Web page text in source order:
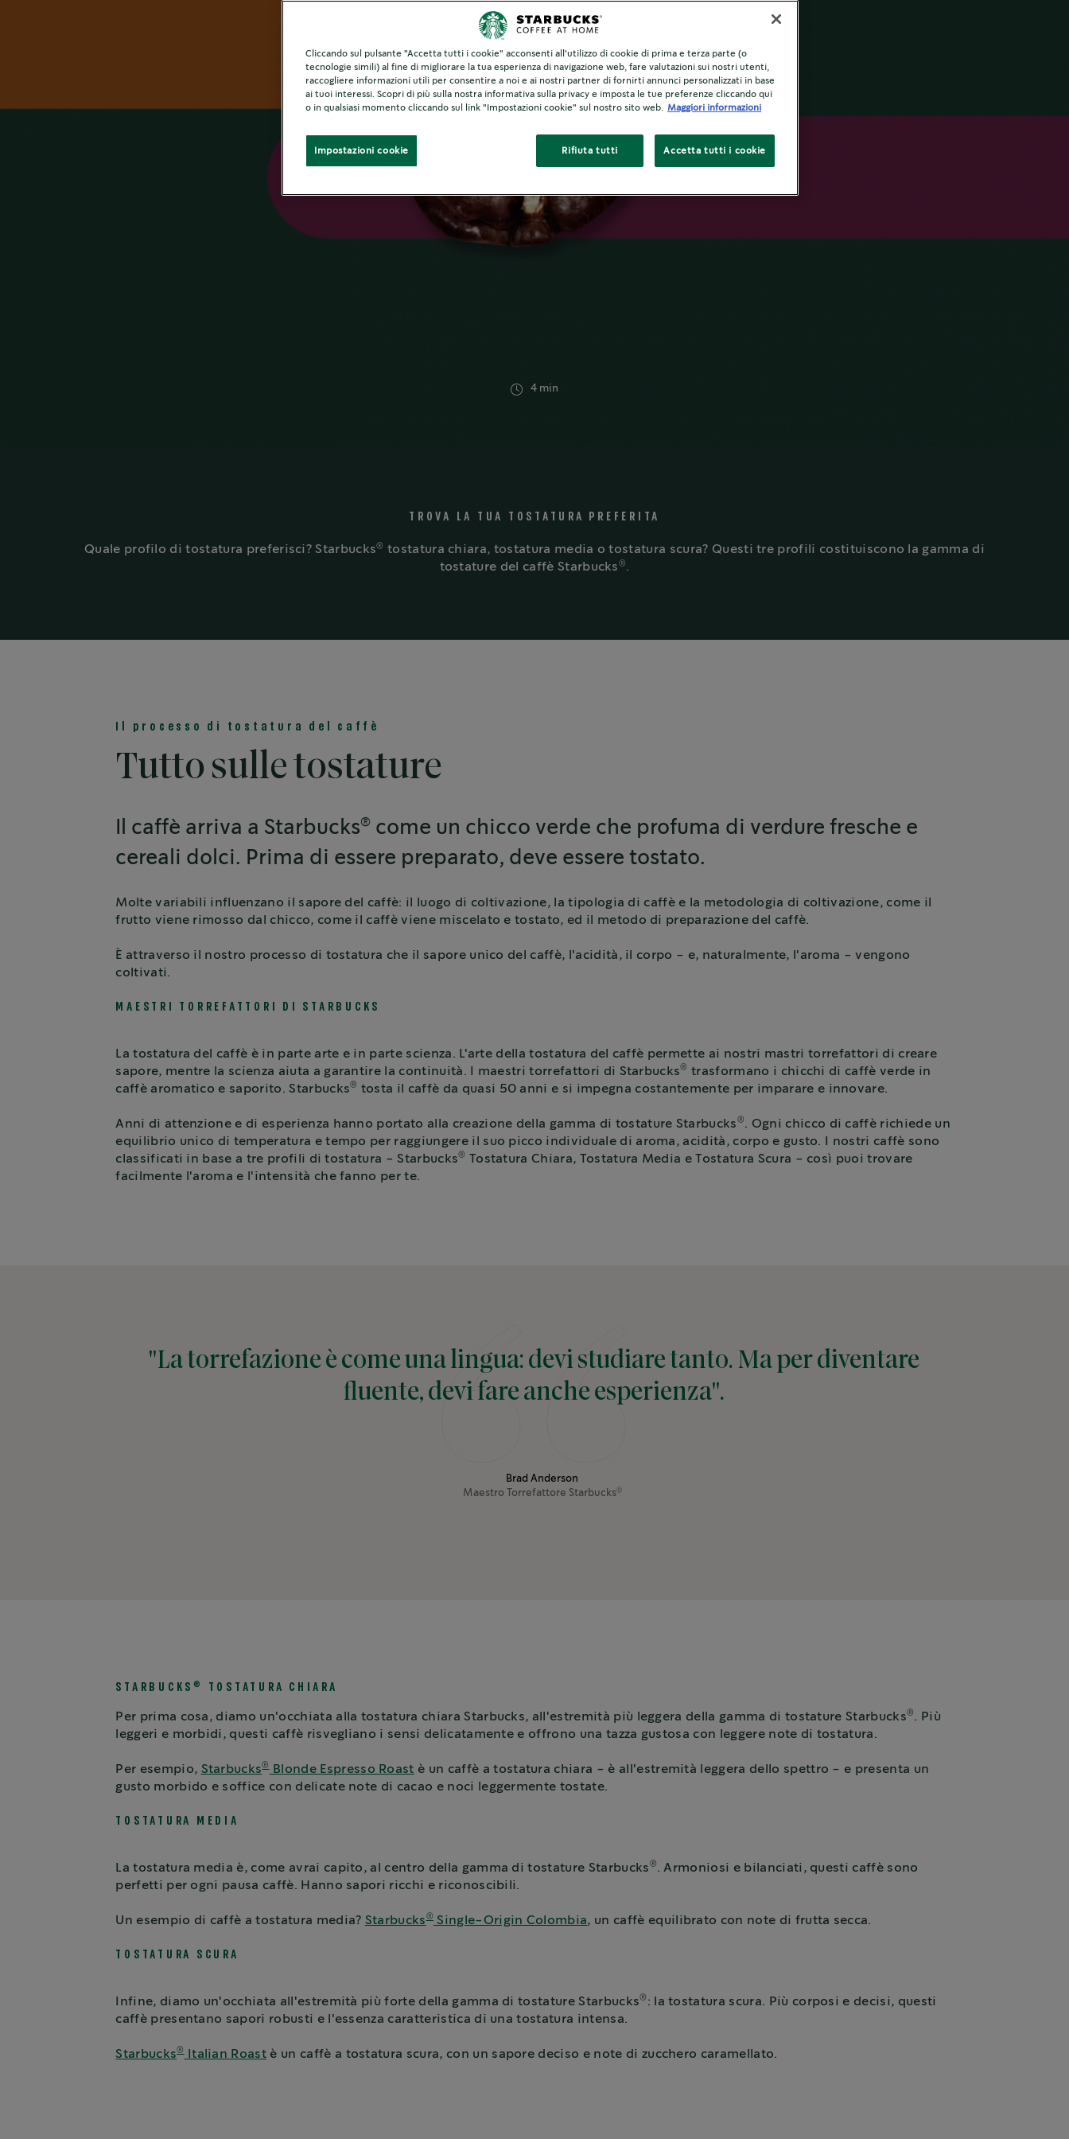
TOSTATURA DEL CAFFÈ
La gamma di tostature
4 min
TROVA LA TUA TOSTATURA PREFERITA
Quale profilo di tostatura preferisci? Starbucks® tostatura chiara, tostatura media o tostatura scura? Questi tre profili costituiscono la gamma di
tostature del caffè Starbucks ® .
Il processo di tostatura del caffè
Tutto sulle tostature
Il caffè arriva a Starbucks® come un chicco verde che profuma di verdure fresche e
cereali dolci. Prima di essere preparato, deve essere tostato.
Molte variabili influenzano il sapore del caffè: il luogo di coltivazione, la tipologia di caffè e la metodologia di coltivazione, come il
frutto viene rimosso dal chicco, come il caffè viene miscelato e tostato, ed il metodo di preparazione del caffè.
È attraverso il nostro processo di tostatura che il sapore unico del caffè, l'acidità, il corpo - e, naturalmente, l'aroma - vengono
coltivati.
MAESTRI TORREFATTORI DI STARBUCKS
La tostatura del caffè è in parte arte e in parte scienza. L'arte della tostatura del caffè permette ai nostri mastri torrefattori di creare
sapore, mentre la scienza aiuta a garantire la continuità. I maestri torrefattori di Starbucks® trasformano i chicchi di caffè verde in
caffè aromatico e saporito. Starbucks® tosta il caffè da quasi 50 anni e si impegna costantemente per imparare e innovare.
Anni di attenzione e di esperienza hanno portato alla creazione della gamma di tostature Starbucks ® . Ogni chicco di caffè richiede un
equilibrio unico di temperatura e tempo per raggiungere il suo picco individuale di aroma, acidità, corpo e gusto. I nostri caffè sono
classificati in base a tre profili di tostatura - Starbucks® Tostatura Chiara, Tostatura Media e Tostatura Scura - così puoi trovare
facilmente l'aroma e l'intensità che fanno per te.
"La torrefazione è come una lingua: devi studiare tanto. Ma per diventare
fluente, devi fare anche esperienza".
Brad Anderson
Maestro Torrefattore Starbucks®
STARBUCKS ® TOSTATURA CHIARA
Per prima cosa, diamo un'occhiata alla tostatura chiara Starbucks, all'estremità più leggera della gamma di tostature Starbucks® . Più
leggeri e morbidi, questi caffè risvegliano i sensi delicatamente e offrono una tazza gustosa con leggere note di tostatura.
Per esempio, Starbucks®Blonde Espresso Roast è un caffè a tostatura chiara - è all'estremità leggera dello spettro - e presenta un
gusto morbido e soffice con delicate note di cacao e noci leggermente tostate.
TOSTATURA MEDIA
La tostatura media è, come avrai capito, al centro della gamma di tostature Starbucks ® . Armoniosi e bilanciati, questi caffè sono
perfetti per ogni pausa caffè. Hanno sapori ricchi e riconoscibili.
Un esempio di caffè a tostatura media? Starbucks® Single-Origin Colombia, un caffè equilibrato con note di frutta secca.
TOSTATURA SCURA
Infine, diamo un'occhiata all'estremità più forte della gamma di tostature Starbucks® : la tostatura scura. Più corposi e decisi, questi
caffè presentano sapori robusti e l'essenza caratteristica di una tostatura intensa.
Starbucks®Italian Roast è un caffè a tostatura scura, con un sapore deciso e note di zucchero caramellato.
Cliccando sul pulsante "Accetta tutti i cookie" acconsenti all'utilizzo di cookie di prima e terza parte (o
tecnologie simili) al fine di migliorare la tua esperienza di navigazione web, fare valutazioni sui nostri utenti,
raccogliere informazioni utili per consentire a noi e ai nostri partner di fornirti annunci personalizzati in base
ai tuoi interessi. Scopri di più sulla nostra informativa sulla privacy e imposta le tue preferenze cliccando qui
o in qualsiasi momento cliccando sul link "Impostazioni cookie" sul nostro sito web.
Maggiori informazioni
Rifiuta tutti Accetta tutti i cookie
Impostazioni cookie